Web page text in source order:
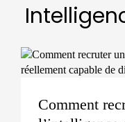
Comment